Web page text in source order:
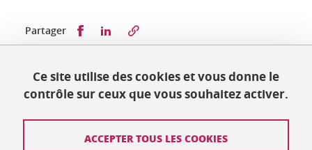
Partager Partager sur Facebook
Partager sur LinkedIn
Publié le 24 juillet 2024
Mis à jour le 25 juillet 2024
Ce site utilise des cookies et vous donne le
contrôle sur ceux que vous souhaitez activer.
ACCEPTER TOUS LES COOKIES